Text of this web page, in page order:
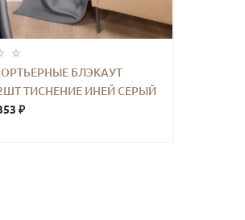
БЛЭКАУТ
ТИСНЕНИЕ ИНЕЙ СЕРЫЙ
₽